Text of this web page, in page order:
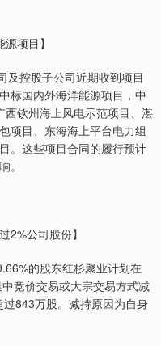
项目】
控股子公司近期收到项目
标国内外海洋能源项目，中
钦州海上风电示范项目、湛
项目、东海海上平台电力组
。这些项目合同的履行预计
。
公司股份】
的股东红杉聚业计划在
竞价交易或大宗交易方式减
843万股。减持原因为自身